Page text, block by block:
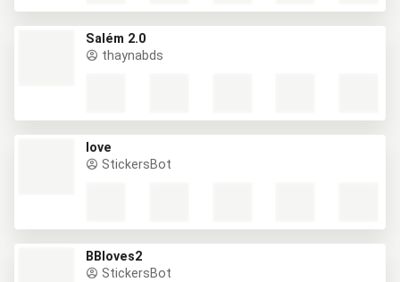
Salém 2.0
thaynabds
love
StickersBot
BBloves2
StickersBot